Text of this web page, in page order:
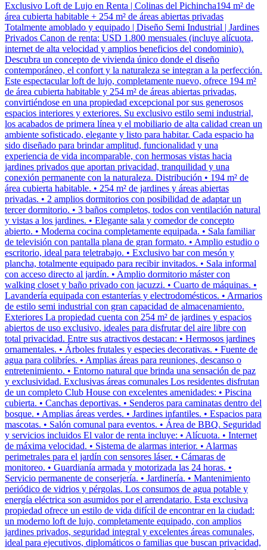
Exclusivo Loft de Lujo en Renta | Colinas del Pichincha194 m² de
área cubierta habitable + 254 m² de áreas abiertas privadas
Totalmente amoblado y equipado | Diseño Semi Industrial | Jardines
Privados Canon de renta: USD 1.800 mensuales (incluye alícuota,
internet de alta velocidad y amplios beneficios del condominio).
Descubra un concepto de vivienda único donde el diseño
contemporáneo, el confort y la naturaleza se integran a la perfección.
Este espectacular loft de lujo, completamente nuevo, ofrece 194 m²
de área cubierta habitable y 254 m² de áreas abiertas privadas,
convirtiéndose en una propiedad excepcional por sus generosos
espacios interiores y exteriores. Su exclusivo estilo semi industrial,
los acabados de primera línea y el mobiliario de alta calidad crean un
ambiente sofisticado, elegante y listo para habitar. Cada espacio ha
sido diseñado para brindar amplitud, funcionalidad y una
experiencia de vida incomparable, con hermosas vistas hacia
jardines privados que aportan privacidad, tranquilidad y una
conexión permanente con la naturaleza. Distribución • 194 m² de
área cubierta habitable. • 254 m² de jardines y áreas abiertas
privadas. • 2 amplios dormitorios con posibilidad de adaptar un
tercer dormitorio. • 3 baños completos, todos con ventilación natural
y vistas a los jardines. • Elegante sala y comedor de concepto
abierto. • Moderna cocina completamente equipada. • Sala familiar
de televisión con pantalla plana de gran formato. • Amplio estudio o
escritorio, ideal para teletrabajo. • Exclusivo bar con mesón y
plancha, totalmente equipado para recibir invitados. • Sala informal
con acceso directo al jardín. • Amplio dormitorio máster con
walking closet y baño privado con jacuzzi. • Cuarto de máquinas. •
Lavandería equipada con estanterías y electrodomésticos. • Armarios
de estilo semi industrial con gran capacidad de almacenamiento.
Exteriores La propiedad cuenta con 254 m² de jardines y espacios
abiertos de uso exclusivo, ideales para disfrutar del aire libre con
total privacidad. Entre sus atractivos destacan: • Hermosos jardines
ornamentales. • Árboles frutales y especies decorativas. • Fuente de
agua para colibríes. • Amplias áreas para reuniones, descanso o
entretenimiento. • Entorno natural que brinda una sensación de paz
y exclusividad. Exclusivas áreas comunales Los residentes disfrutan
de un completo Club House con excelentes amenidades: • Piscina
cubierta. • Canchas deportivas. • Senderos para caminatas dentro del
bosque. • Amplias áreas verdes. • Jardines infantiles. • Espacios para
mascotas. • Salón comunal para eventos. • Área de BBQ. Seguridad
y servicios incluidos El valor de renta incluye: • Alícuota. • Internet
de máxima velocidad. • Sistema de alarmas interior. • Alarmas
perimetrales para el jardín con sensores láser. • Cámaras de
monitoreo. • Guardianía armada y motorizada las 24 horas. •
Servicio permanente de conserjería. • Jardinería. • Mantenimiento
periódico de vidrios y pérgolas. Los consumos de agua potable y
energía eléctrica son asumidos por el arrendatario. Esta exclusiva
propiedad ofrece un estilo de vida difícil de encontrar en la ciudad:
un moderno loft de lujo, completamente equipado, con amplios
jardines privados, seguridad integral y excelentes áreas comunales,
ideal para ejecutivos, diplomáticos o familias que buscan privacidad,